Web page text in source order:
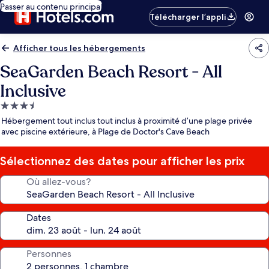
Passer au contenu principal
Télécharger l’appli
Afficher tous les hébergements
SeaGarden Beach Resort - All
Inclusive
Hébergement
3.5 étoiles
Hébergement tout inclus tout inclus à proximité d’une plage privée
avec piscine extérieure, à Plage de Doctor's Cave Beach
Sélectionnez des dates pour afficher les prix
Où allez-vous?
Dates
Personnes